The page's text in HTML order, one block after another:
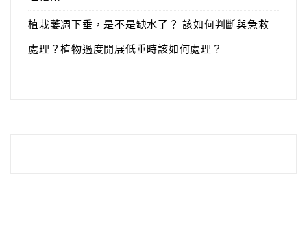
植栽萎凋下垂，是不是缺水了？ 該如何判斷與急救
處理？植物過度開展低垂時該如何處理？